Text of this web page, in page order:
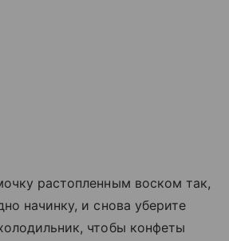
растопленным воском так,
начинку, и снова уберите
чтобы конфеты